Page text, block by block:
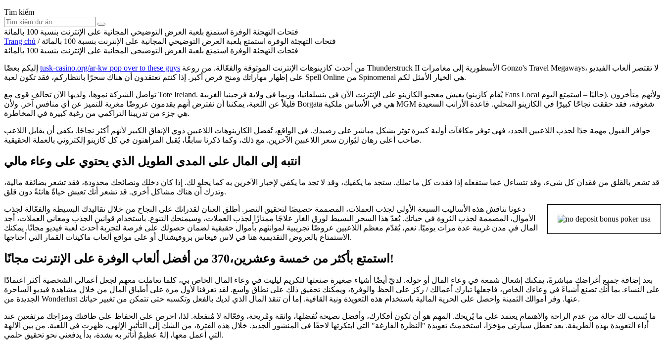
Tìm kiếm
فتحات التهجئة الوفرة استمتع بلعبة العرض التوضيحي المجانية على الإنترنت بنسبة 100 بالمائة
Trang chủ /
فتحات التهجئة الوفرة استمتع بلعبة العرض التوضيحي المجانية على الإنترنت بنسبة 100 بالمائة
فتحات التهجئة الوفرة استمتع بلعبة العرض التوضيحي المجانية على الإنترنت بنسبة 100 بالمائة
tusk-casino.org/ar-kw pop over to these guys
على إظهار مهاراتك ومنح فرص أكبر. إذا كنتم تعتقدون أن هناك سحرًا بانتظاركم، فقد تكون لعبة Spell Online من Spinomenal هي الخيار الأمثل لكم.
تواصل الشركة نموها، ولديها الآن تحالف قوي مع Tote Ireland. يعيش معجبو الكازينو على الإنترنت الآن في بنسلفانيا، وربما في ولاية فرجينيا الغربية (يُقام كازينو Fans Local حاليًا – استمتع اليوم). ولأنهم متأخرون
قليلاً عن اللعبة، يمكننا أن نفترض أنهم يقدمون عروضًا مغرية للتميز عن أي منافس آخر. ولأن Borgata هي في الأساس ملكية MGM شغوفة، فقد حققت نجاحًا كبيرًا في الكازينو المحلي. قاعدة الأرانب السعيدة
هي جزء من تدريبنا التراكمي من رغبة كبيرة في المخاطرة.
حوافز القبول مهمة جدًا لجذب اللاعبين الجدد، فهي توفر مكافآت أولية كبيرة تؤثر بشكل مباشر على رصيدك. في الواقع، تُفضل الكازينوهات اللاعبين ذوي الإنفاق الكبير لأنهم أكثر نجاحًا. يكفي أن يقابل اللاعب
صاحب أعلى رهان ليُوازن سعر اللاعبين الآخرين. مع ذلك، وكما ذكرنا سابقًا، يُقبل المراهنون في كل كازينو إلكتروني بالعملة الحقيقية.
انتبه إلى المال على المدى الطويل الذي يحتوي على وعاء مالي
قد تشعر بالقلق من فقدان كل شيء، وقد تتساءل عما ستفعله إذا فقدت كل ما تملك. ستجد ما يكفيك، وقد لا تجد ما يكفي لإخبار الآخرين به كما يحلو لك. إذا كان دخلك ونصائحك محدودة، فقد تشعر بضائقة مالية،
وتدرك أن هناك مشاكل أخرى. قد تشعر أنك تعيش حياةً هانئةً دون قلق.
دعونا نناقش هذه الأساليب السبعة الأولى لجذب العملات، المصممة خصيصًا لتحقيق النصر. أطلق العنان لقدراتك على النجاح من خلال تقاليدك البسيطة والفعّالة لجذب
الأموال، المصممة لجذب الثروة في حياتك. يُعدّ هذا السحر البسيط لورق الغار علاجًا ممتازًا لجذب العملات، وسيمنحك التنوع. باستخدام قوانين الجذب ومعاني العملات، أجد
المال في مدن غريبة عدة مرات يوميًا. نعم، يُقدّم معظم اللاعبين عروضًا تجريبية لموانئهم بأموال حقيقية لضمان حصولك على فرصة لتجربة أحدث لعبة فيديو مجانًا. يمكنك
الاستمتاع بالعروض التقديمية هنا في لاس فيغاس بروفيشنال أو على مواقع ألعاب ماكينات القمار التي أحتاجها.
استمتع بأكثر من خمسة وعشرين،370 من أفضل ألعاب الوفرة على الإنترنت مجانًا!
بعد إضافة جميع أغراضك مباشرةً، يمكنك إشعال شمعة في وعاء المال أو حوله. لديّ أيضًا أشياء صغيرة صنعتها لتكريم ليليث في وعاء المال الخاص بي، كلما تعاملت معهم لجعل أعمالي الشخصية أكثر اعتمادًا
على النساء. بما أنك تصنع أشياءً في وعاءك الخاص، فاجعلها تبارك أعمالك / ركز على الحظ والوفرة، ويمكنك تحقيق ذلك على نطاق واسع. لقد تعرفنا لأول مرة على أطباق المال من خلال مشاهدة فيديو الساحرة
الجديدة من Wonderlust عنها. وفر أموالك الثمينة واحصل على الحرية المالية باستخدام هذه التعويذة ونية القافية. إما أن تنقذ المال الذي لديك بالفعل وتكسبه حتى تتمكن من تغيير حياتك.
ما يُسبب لك حالة من عدم الراحة والاهتمام يعتمد على ما يُريحك. المهم هو أن تكون أفكارك، وأفضل نصيحة تُفضلها، واثقة ومُريحة، وفعّالة لا مُنفعلة. لذا، احرص على الحفاظ على طاقتك ومزاجك مرتفعين عند
أداء التعويذة بهذه الطريقة. بعد تعطل سيارتي مؤخرًا، استخدمتُ تعويذة "النظرة الفارغة" التي ابتكرتها لاحقًا في المنشور الجديد. خلال هذه الفترة، من الشك إلى التأثير الإلهي، ظهرت في اللعبة. من بين الآلهة
التي أعمل معها، إلهٌ عظيمٌ أتأثر به بشدة، بدأ يدفعني نحو تحقيق حلمي.